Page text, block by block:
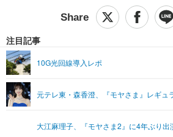
グラビア
ショッピング
ライフTOP
リリース一覧
プッシュ通知の停止方法
注目記事
10G光回線導入レポ
元テレ東・森香澄、『モヤさま』レギュ
大江麻理子、『モヤさま2』に4年ぶり出